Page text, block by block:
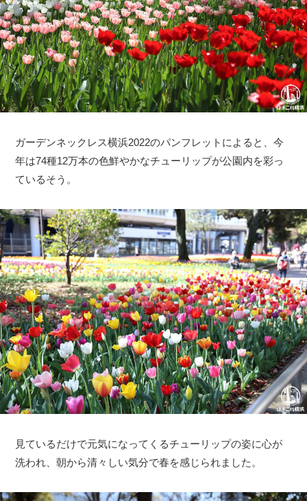
ガーデンネックレス横浜2022のパンフレットによると、今
年は74種12万本の色鮮やかなチューリップが公園内を彩っ
ているそう。
見ているだけで元気になってくるチューリップの姿に心が
洗われ、朝から清々しい気分で春を感じられました。